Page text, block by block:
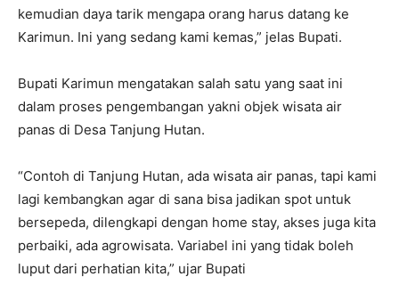
kemudian daya tarik mengapa orang harus datang ke
Karimun. Ini yang sedang kami kemas,” jelas Bupati.
Bupati Karimun mengatakan salah satu yang saat ini
dalam proses pengembangan yakni objek wisata air
panas di Desa Tanjung Hutan.
“Contoh di Tanjung Hutan, ada wisata air panas, tapi kami
lagi kembangkan agar di sana bisa jadikan spot untuk
bersepeda, dilengkapi dengan home stay, akses juga kita
perbaiki, ada agrowisata. Variabel ini yang tidak boleh
luput dari perhatian kita,” ujar Bupati